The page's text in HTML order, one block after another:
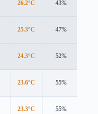
26.2°C 43%
25.3°C 47%
24.3°C 52%
23.6°C 55%
23.3°C 55%